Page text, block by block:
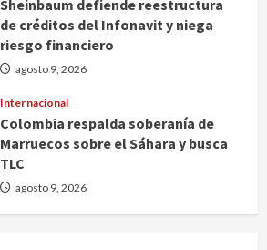
de créditos del Infonavit y niega
riesgo financiero
agosto 9, 2026
Internacional
Colombia respalda soberanía de
Marruecos sobre el Sáhara y busca
TLC
agosto 9, 2026